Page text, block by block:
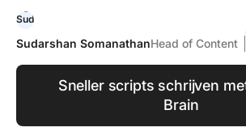
Sudarshan SomanathanHead of Content
Sneller scripts schrijven
Brain